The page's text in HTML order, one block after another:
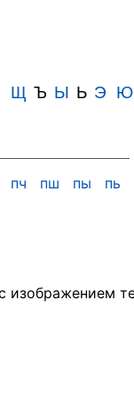
Щ Ъ Ы Ь Э Ю
пч пш пы пь